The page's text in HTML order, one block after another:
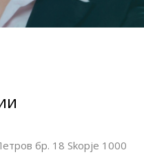
бр. 18 Skopje 1000